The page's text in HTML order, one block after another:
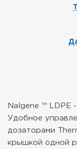
Nalgene ™ LDPE
Удобное
дозаторами
крышкой одной